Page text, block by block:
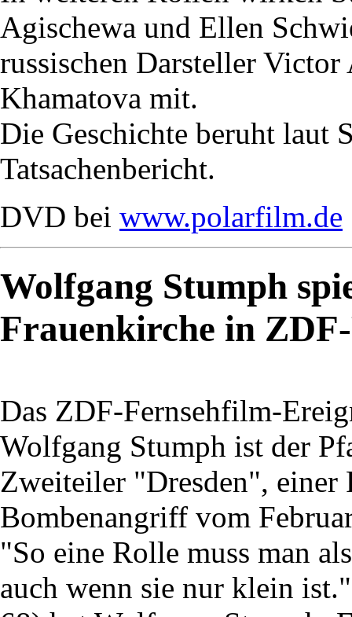
Agischewa und Ellen
russischen Darsteller
Khamatova mit.
Die Geschichte beruht laut
Tatsachenbericht.
DVD bei www.polarfilm.de
Wolfgang Stumph
Frauenkirche in
Das ZDF-Fernsehfilm-
Wolfgang Stumph ist der
Zweiteiler "Dresden", einer
Bombenangriff vom
"So eine Rolle muss man
auch wenn sie nur klein